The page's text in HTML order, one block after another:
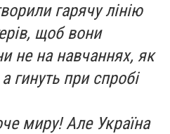
гарячу лінію
щоб вони
не на навчаннях, як
гинуть при спробі
миру! Але Україна